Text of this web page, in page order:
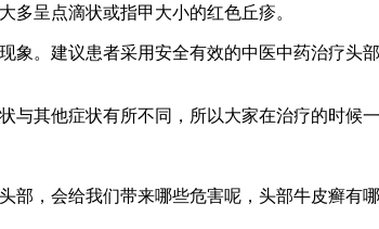
多呈点滴状或指甲大小的红色丘疹。
。建议患者采用安全有效的中医中药治疗头
他症状有所不同，所以大家在治疗的时候一
，会给我们带来哪些危害呢，头部牛皮癣有